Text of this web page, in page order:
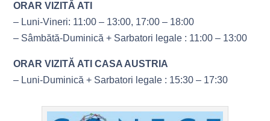
ORAR VIZITĂ ATI
– Luni-Vineri: 11:00 – 13:00, 17:00 – 18:00
– Sâmbătă-Duminică + Sarbatori legale : 11:00 – 13:00
ORAR VIZITĂ ATI CASA AUSTRIA
– Luni-Duminică + Sarbatori legale : 15:30 – 17:30